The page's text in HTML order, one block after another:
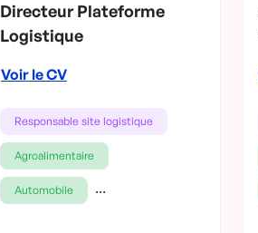
Directeur Plateforme
Logistique
Voir le CV
Responsable site logistique
Agroalimentaire
Automobile ...